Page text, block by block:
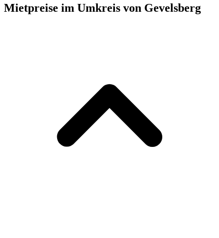
Mietpreise im Umkreis von Gevelsberg